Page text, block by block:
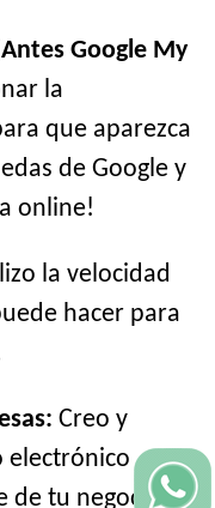
Google My
la
que aparezca
de Google y
online!
la velocidad
hacer para
Creo y
electrónico
de tu negocio